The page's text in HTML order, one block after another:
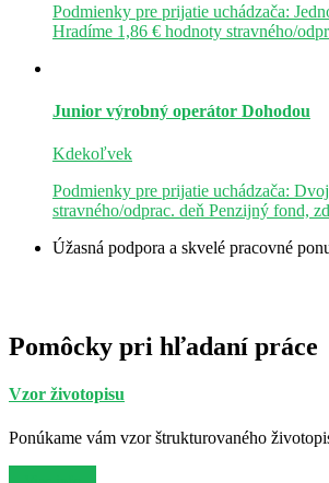
Podmienky pre prijatie uchádzača:
Hradíme 1,86 € hodnoty stravného/
Junior výrobný operátor Dohodou
Kdekoľvek
Podmienky pre prijatie uchádzača:
stravného/odprac. deň Penzijný fond,
Úžasná podpora a skvelé pracovné
Pomôcky pri hľadaní práce
Vzor životopisu
Ponúkame vám vzor štrukturovaného